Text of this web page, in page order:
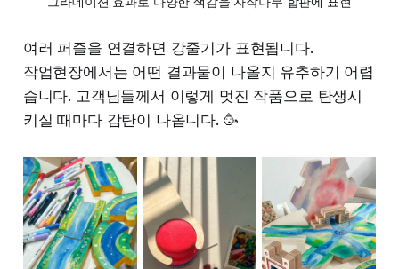
여러 퍼즐을 연결하면 강줄기가 표현됩니다.
작업현장에서는 어떤 결과물이 나올지 유추하기 어렵
습니다. 고객님들께서 이렇게 멋진 작품으로 탄생시
키실 때마다 감탄이 나옵니다. 🥳